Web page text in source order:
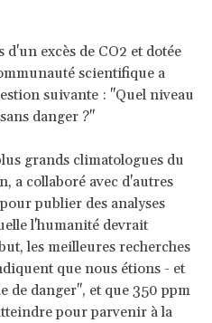
excès de CO2 et dotée
scientifique a
suivante : "Quel niveau
danger ?"
grands climatologues du
a collaboré avec d'autres
publier des analyses
l'humanité devrait
les meilleures recherches
que nous étions - et
de danger", et que 350 ppm
pour parvenir à la